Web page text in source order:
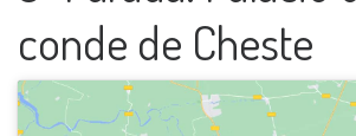
conde de Cheste